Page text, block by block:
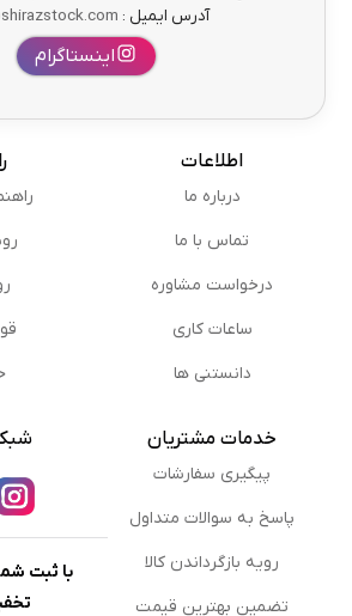
آدرس ایمیل :
اینستاگرام
اطلاعات
درباره ما
تماس با ما
درخواست مشاوره
ساعات کاری
دانستنی ها
خدمات مشتریان
پیگیری سفارشات
پاسخ به سوالات متداول
رویه بازگرداندن کالا
تضمین بهترین قیمت
با ثبت